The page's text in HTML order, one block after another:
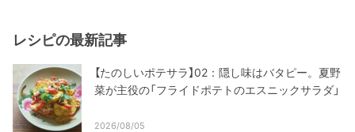
レシピの最新記事
【たのしいポテサラ】02：隠し味はバタピー。夏野
菜が主役の「フライドポテトのエスニックサラダ」
2026/08/05